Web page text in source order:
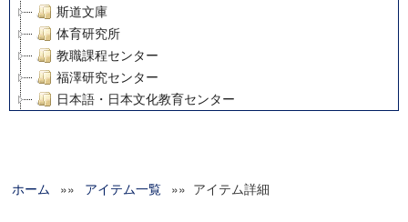
斯道文庫
体育研究所
教職課程センター
福澤研究センター
日本語・日本文化教育センター
グローバルリサーチインスティテュート
ホーム »» アイテム一覧 »» アイテム詳細